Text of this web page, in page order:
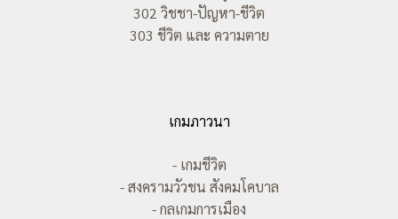
302 วิชชา-ปัญหา-ชีวิต
303 ชีวิต และ ความตาย
เกมภาวนา
- เกมชีวิต
- สงครามวัวชน สังคมโคบาล
- กลเกมการเมือง